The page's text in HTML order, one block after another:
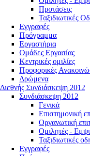
Προτάσεις
Ταξιδιωτικές
Εγγραφές
Πρόγραμμα
Εργαστήρια
Ομάδες Εργασίας
Κεντρικές ομιλίες
Προφορικές
Δρώμενα
Διεθνής Συνδιάσκεψη 2012
Συνδιάσκεψη 2012
Γενικά
Επιστημονική
Οργανωτική
Ομιλητές -
Ταξιδιωτικές
Εγγραφές